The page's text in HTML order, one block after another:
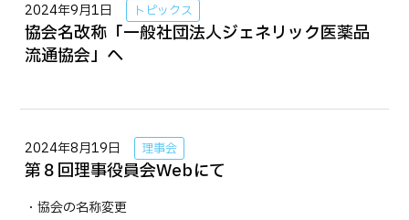
2024年9月1日 トピックス
協会名改称「一般社団法人ジェネリック医薬品
流通協会」へ
2024年8月19日 理事会
第８回理事役員会Webにて
・協会の名称変更